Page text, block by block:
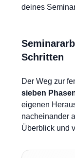
deines
Schritten
Der Weg zur
sieben
eigenen
nacheinander
Überblick und